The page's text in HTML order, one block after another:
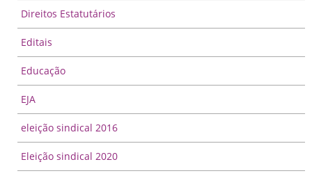
Direitos Estatutários
Editais
Educação
EJA
eleição sindical 2016
Eleição sindical 2020